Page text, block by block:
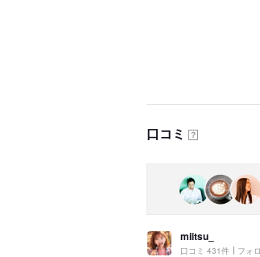
口コミ ？
miitsu_
口コミ 431件 フォ